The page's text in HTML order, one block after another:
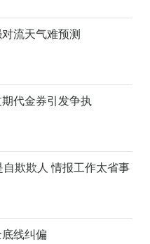
流天气难预测
代金券引发争执
欺欺人 情报工作太省事
线纠偏